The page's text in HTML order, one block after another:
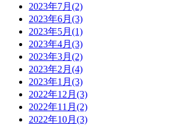
2023年7月(2)
2023年6月(3)
2023年5月(1)
2023年4月(3)
2023年3月(2)
2023年2月(4)
2023年1月(3)
2022年12月(3)
2022年11月(2)
2022年10月(3)